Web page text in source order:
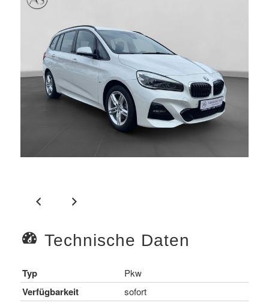
Technische Daten
Typ Pkw
Verfügbarkeit sofort